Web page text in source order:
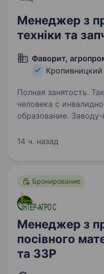
Менеджер з
техніки та
Фаворит,
Кропивницкий
Полная занятость.
человека с
образование. Заводу-виробнику
«Фаворит» терміново
стресостійкість,…
14 ч. назад
Бронирование
Менеджер з
посівного
та ЗЗР